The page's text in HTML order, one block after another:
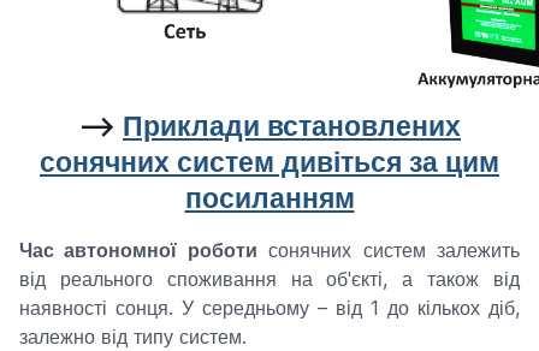
--> Приклади встановлених
сонячних систем дивіться за цим
посиланням
Час автономної роботи сонячних систем залежить
від реального споживання на об'єкті, а також від
наявності сонця. У середньому – від 1 до кількох діб,
залежно від типу систем.